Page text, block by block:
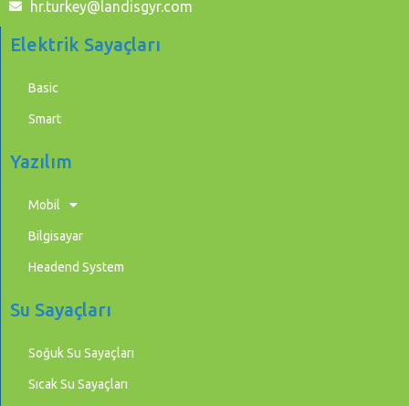
hr.turkey@landisgyr.com
Elektrik Sayaçları
Basic
Smart
Yazılım
Mobil
Bilgisayar
Headend System
Su Sayaçları
Soğuk Su Sayaçları
Sıcak Su Sayaçları